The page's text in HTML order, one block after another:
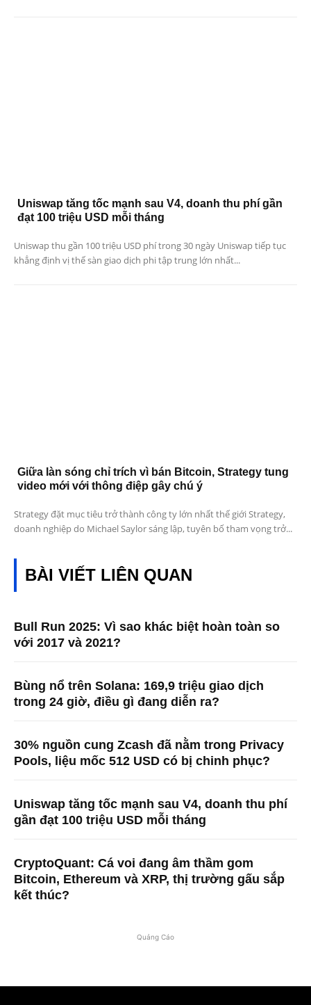
Uniswap tăng tốc mạnh sau V4, doanh thu phí gần
đạt 100 triệu USD mỗi tháng
Uniswap thu gần 100 triệu USD phí trong 30 ngày Uniswap tiếp tục
khẳng định vị thế sàn giao dịch phi tập trung lớn nhất...
Giữa làn sóng chỉ trích vì bán Bitcoin, Strategy tung
video mới với thông điệp gây chú ý
Strategy đặt mục tiêu trở thành công ty lớn nhất thế giới Strategy,
doanh nghiệp do Michael Saylor sáng lập, tuyên bố tham vọng trở...
BÀI VIẾT LIÊN QUAN
Bull Run 2025: Vì sao khác biệt hoàn toàn so
với 2017 và 2021?
Bùng nổ trên Solana: 169,9 triệu giao dịch
trong 24 giờ, điều gì đang diễn ra?
30% nguồn cung Zcash đã nằm trong Privacy
Pools, liệu mốc 512 USD có bị chinh phục?
Uniswap tăng tốc mạnh sau V4, doanh thu phí
gần đạt 100 triệu USD mỗi tháng
CryptoQuant: Cá voi đang âm thầm gom
Bitcoin, Ethereum và XRP, thị trường gấu sắp
kết thúc?
Quảng Cáo